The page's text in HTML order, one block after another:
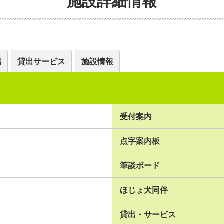
貸出サービス 施設情報
受付案内
点字案内板
筆談ボード
ほじょ犬同伴
貸出・サービス